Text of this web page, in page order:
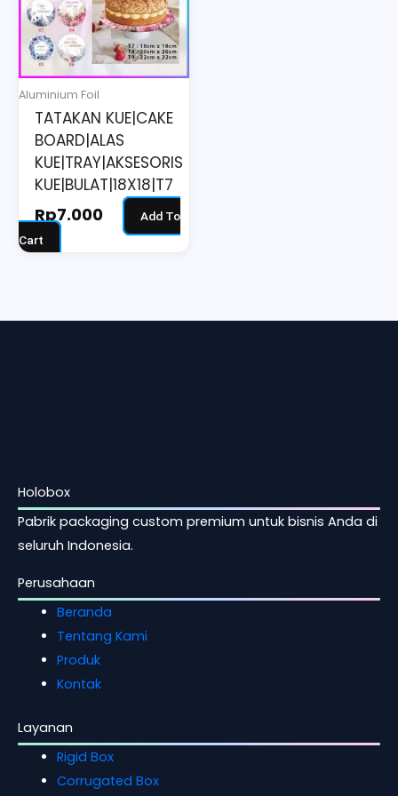
Aluminium Foil
TATAKAN KUE|CAKE
BOARD|ALAS
KUE|TRAY|AKSESORIS
KUE|BULAT|18X18|T7
Rp7.000
Add To
Cart
Holobox
Pabrik packaging custom premium untuk bisnis Anda di
seluruh Indonesia.
Perusahaan
Beranda
Tentang Kami
Produk
Kontak
Layanan
Rigid Box
Corrugated Box